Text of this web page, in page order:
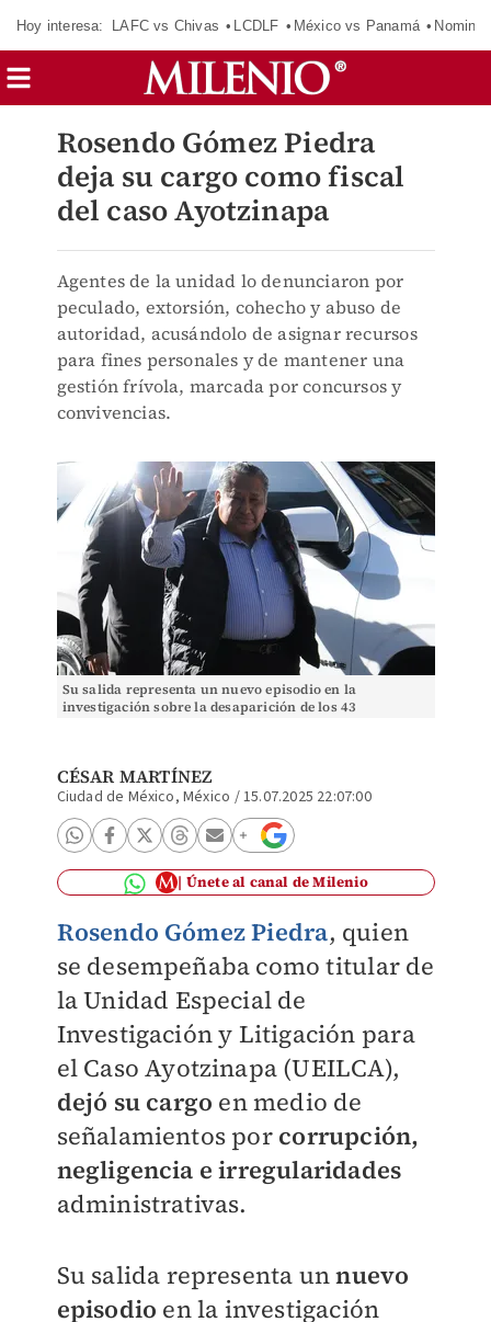
Hoy interesa: LAFC vs Chivas LCDLF México vs Panamá
Rosendo Gómez Piedra
deja su cargo como fiscal
del caso Ayotzinapa
Agentes de la unidad lo denunciaron por
peculado, extorsión, cohecho y abuso de
autoridad, acusándolo de asignar recursos
para fines personales y de mantener una
gestión frívola, marcada por concursos y
convivencias.
Su salida representa un nuevo episodio en la
investigación sobre la desaparición de los 43
CÉSAR MARTÍNEZ
Ciudad de México, México /15.07.2025 22:07:00
Únete al canal de Milenio
Rosendo Gómez Piedra, quien
se desempeñaba como titular de
la Unidad Especial de
Investigación y Litigación para
el Caso Ayotzinapa (UEILCA),
dejó su cargo en medio de
señalamientos por corrupción,
negligencia e irregularidades
administrativas.
Su salida representa unnuevo
episodio en la investigación